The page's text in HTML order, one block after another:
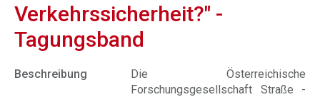
Verkehrssicherheit?" -
Tagungsband
Beschreibung
Die Österreichische
Forschungsgesellschaft Straße -